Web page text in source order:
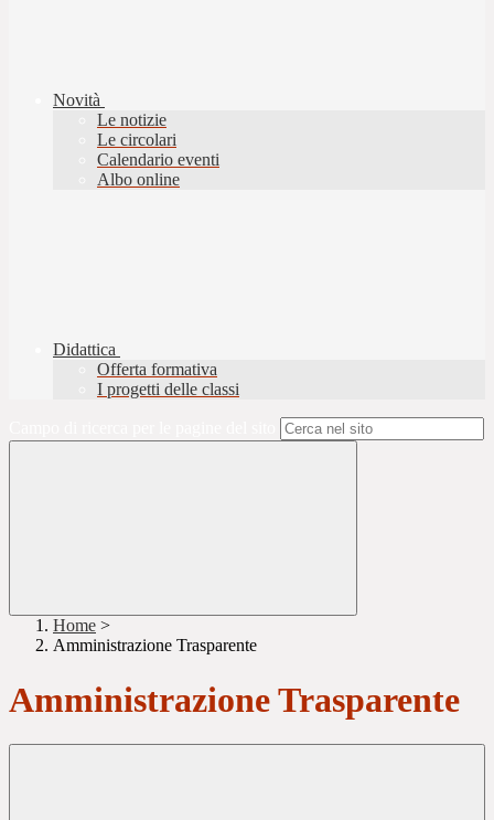
Novità
Le notizie
Le circolari
Calendario eventi
Albo online
Didattica
Offerta formativa
I progetti delle classi
Home >
Amministrazione Trasparente
Amministrazione Trasparente